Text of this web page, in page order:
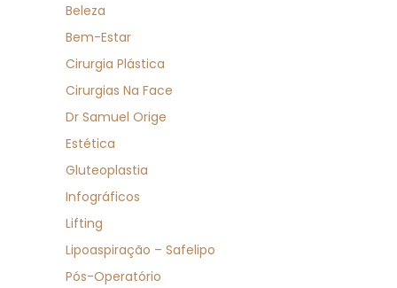
Beleza
Bem-Estar
Cirurgia Plástica
Cirurgias Na Face
Dr Samuel Orige
Estética
Gluteoplastia
Infográficos
Lifting
Lipoaspiração – Safelipo
Pós-Operatório